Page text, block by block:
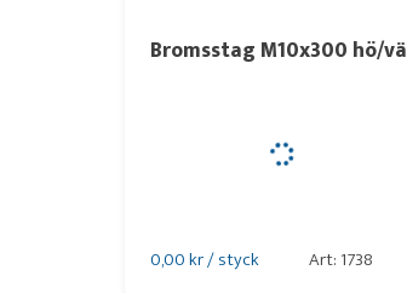
Bromsstag M10x300 hö/vä
0,00 kr / styck Art: 1738